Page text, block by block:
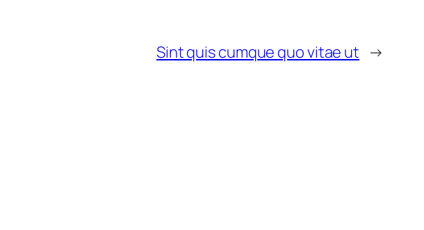
Sint quis cumque quo vitae ut →